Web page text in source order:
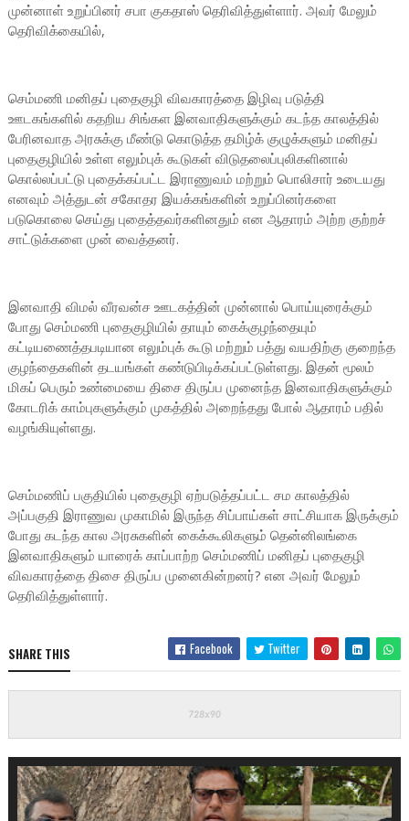
முன்னாள் உறுப்பினர் சபா குகதாஸ் தெரிவித்துள்ளார். அவர் மேலும்
தெரிவிக்கையில்,
செம்மணி மனிதப் புதைகுழி விவகாரத்தை இழிவு படுத்தி
ஊடகங்களில் கதறிய சிங்கள இனவாதிகளுக்கும் கடந்த காலத்தில்
பேரினவாத அரசுக்கு மீண்டு கொடுத்த தமிழ்க் குழுக்களும் மனிதப்
புதைகுழியில் உள்ள எலும்புக் கூடுகள் விடுதலைப்புலிகளினால்
கொல்லப்பட்டு புதைக்கப்பட்ட இராணுவம் மற்றும் பொலிசார் உடையது
எனவும் அத்துடன் சகோதர இயக்கங்களின் உறுப்பினர்களை
படுகொலை செய்து புதைத்தவர்களினதும் என ஆதாரம் அற்ற குற்றச்
சாட்டுக்களை முன் வைத்தனர்.
இனவாதி விமல் வீரவன்ச ஊடகத்தின் முன்னால் பொய்யுரைக்கும்
போது செம்மணி புதைகுழியில் தாயும் கைக்குழந்தையும்
கட்டியணைத்தபடியான எலும்புக் கூடு மற்றும் பத்து வயதிற்கு குறைந்த
குழந்தைகளின் தடயங்கள் கண்டுபிடிக்கப்பட்டுள்ளது. இதன் மூலம்
மிகப் பெரும் உண்மையை திசை திருப்ப முனைந்த இனவாதிகளுக்கும்
கோடரிக் காம்புகளுக்கும் முகத்தில் அறைந்தது போல் ஆதாரம் பதில்
வழங்கியுள்ளது.
செம்மணிப் பகுதியில் புதைகுழி ஏற்படுத்தப்பட்ட சம காலத்தில்
அப்பகுதி இராணுவ முகாமில் இருந்த சிப்பாய்கள் சாட்சியாக இருக்கும்
போது கடந்த கால அரசுகளின் கைக்கூலிகளும் தென்னிலங்கை
இனவாதிகளும் யாரைக் காப்பாற்ற செம்மணிப் மனிதப் புதைகுழி
விவகாரத்தை திசை திருப்ப முனைகின்றனர்? என அவர் மேலும்
தெரிவித்துள்ளார்.
SHARE THIS Facebook Twitter